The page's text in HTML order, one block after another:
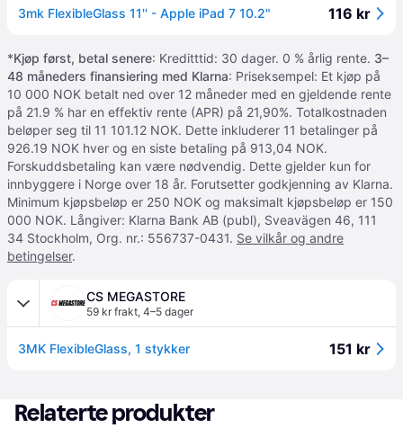
3mk FlexibleGlass 11'' - Apple iPad 7 10.2" 116 kr
*Kjøp først, betal senere: Kreditttid: 30 dager. 0 % årlig rente. 3–
48 måneders finansiering med Klarna: Priseksempel: Et kjøp på
10 000 NOK betalt ned over 12 måneder med en gjeldende rente
på 21.9 % har en effektiv rente (APR) på 21,90%. Totalkostnaden
beløper seg til 11 101.12 NOK. Dette inkluderer 11 betalinger på
926.19 NOK hver og en siste betaling på 913,04 NOK.
Forskuddsbetaling kan være nødvendig. Dette gjelder kun for
innbyggere i Norge over 18 år. Forutsetter godkjenning av Klarna.
Minimum kjøpsbeløp er 250 NOK og maksimalt kjøpsbeløp er 150
000 NOK. Långiver: Klarna Bank AB (publ), Sveavägen 46, 111
34 Stockholm, Org. nr.: 556737-0431. Se vilkår og andre
betingelser.
CS MEGASTORE
59 kr frakt, 4–5 dager
3MK FlexibleGlass, 1 stykker 151 kr
Relaterte produkter